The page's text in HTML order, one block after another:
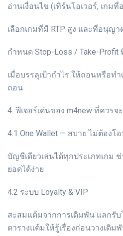
อ่านเงื่อนไข (เทิร์นโอเวอร์, เกม
เลือกเกมที่มี RTP สูง และที่อนุญา
กำหนด Stop-Loss / Take-
เมื่อบรรลุเป้ากำไร ให้ถอนหรือท
ถอน
4. ฟีเจอร์เด่นของ m4new ที่ควรจ
4.1 One Wallet — สบาย ไม่ต้องโ
บัญชีเดียวเล่นได้ทุกประเภทเกม
ยอดได้ง่าย
4.2 ระบบ Loyalty & VIP
สะสมแต้มจากการเดิมพัน แลกรั
ตารางแต้มให้รู้เรื่องก่อนวางเดิม